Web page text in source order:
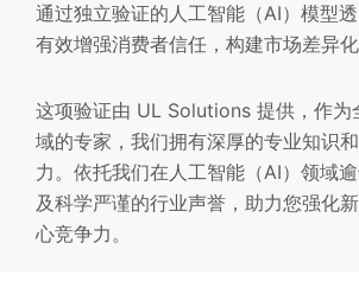
通过独立验证的人工智能（AI）模型
有效增强消费者信任，构建市场差异化
这项验证由 UL Solutions 提供，作为
域的专家，我们拥有深厚的专业知识
力。依托我们在人工智能（AI）领域
及科学严谨的行业声誉，助力您强化
心竞争力。